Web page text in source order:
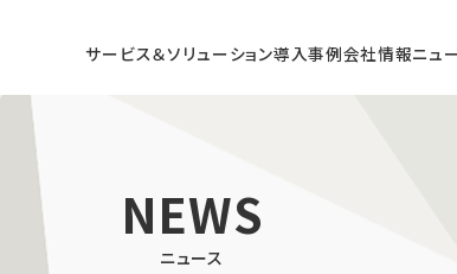
サービス＆ソリューション導入事例会社情報ニュ
NEWS
ニュース